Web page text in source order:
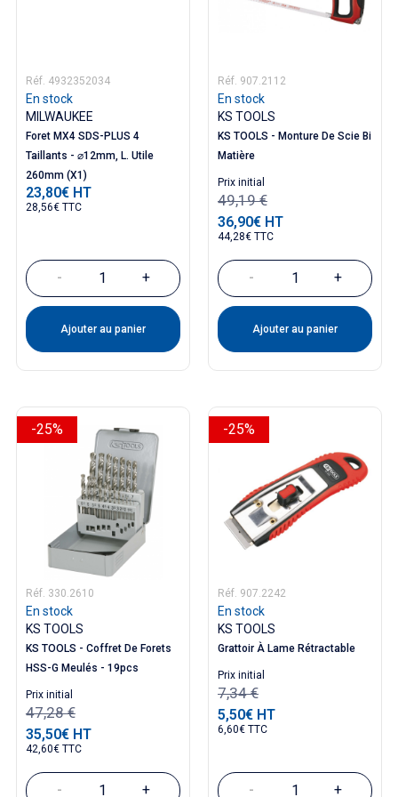
Réf. 4932352034
En stock
MILWAUKEE
Foret MX4 SDS-PLUS 4
Taillants - ⌀12mm, L. Utile
260mm (X1)
Prix
23,80€ HT
28,56€ TTC
- +
Ajouter au panier
Réf. 907.2112
En stock
KS TOOLS
KS TOOLS - Monture De Scie Bi
Matière
Prix
36,90€ HT
44,28€ TTC
Prix ​​initial
49,19 €
- +
Ajouter au panier
Réf. 330.2610
En stock
KS TOOLS
KS TOOLS - Coffret De Forets
HSS-G Meulés - 19pcs
Prix
35,50€ HT
42,60€ TTC
Prix ​​initial
47,28 €
- +
-25%
Réf. 907.2242
En stock
KS TOOLS
Grattoir À Lame Rétractable
Prix
5,50€ HT
6,60€ TTC
Prix ​​initial
7,34 €
- +
-25%